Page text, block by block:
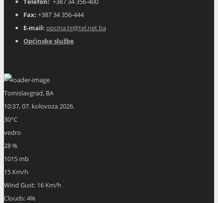
Fax: +387 34 356-444
E-mail: opcina.tg@tel.net.ba
Općinske službe
Tomislavgrad, BA
10:37,07. kolovoza 2026.
30°C
vedro
28 %
1015 mb
15 Km/h
Wind Gust: 16 Km/h
Clouds:4%